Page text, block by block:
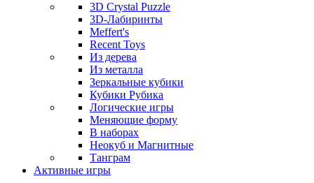
3D Crystal Puzzle
3D-Лабиринты
Meffert's
Recent Toys
Из дерева
Из металла
Зеркальные кубики
Кубики Рубика
Логические игры
Меняющие форму
В наборах
Неокуб и Магнитные
Танграм
Активные игры